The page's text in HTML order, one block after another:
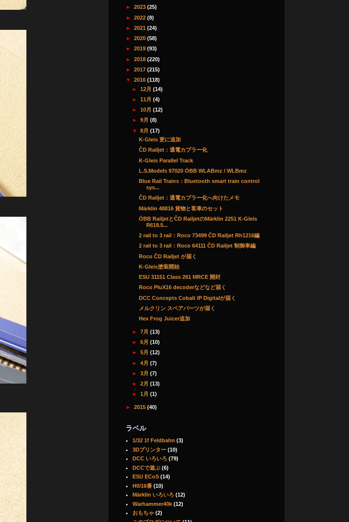
► 2023 (25)
► 2022 (8)
► 2021 (24)
► 2020 (58)
► 2019 (93)
► 2018 (220)
► 2017 (215)
▼ 2016 (118)
►12月(14)
►11月(4)
►10月(12)
►9月(8)
▼8月(17)
K-Gleis 更に追加
ČD Railjet：通電カプラー化
K-Gleis Parallel Track
L.S.Models 97020 ÖBB WLABmz / WLBmz
Blue Rail Trains：Bluetooth smart train control
sys...
ČD Railjet：通電カプラー化へ向けたメモ
Märklin 48816 貨物と客車のセット
ÖBB RailjetとČD RailjetのMärklin 2251 K-Gleis
R618.5...
2 rail to 3 rail：Roco 73499 ČD Railjet Rh1216編
2 rail to 3 rail：Roco 64111 ČD Railjet 制御車編
Roco ČD Railjet が届く
K-Gleis塗装開始
ESU 31151 Class 261 MRCE 開封
Roco PluX16 decoderなどなど届く
DCC Concepts Cobalt IP Digitalが届く
メルクリン スペアパーツが届く
Hex Frog Juicer追加
►7月(13)
►6月(10)
►5月(12)
►4月(7)
►3月(7)
►2月(13)
►1月(1)
► 2015 (40)
ラベル
1/32 1f Feldbahn (3)
3Dプリンター (10)
DCC いろいろ (79)
DCCで遊ぶ (6)
ESU ECoS (14)
H0/16番 (10)
Märklin いろいろ (12)
Warhammer40k (12)
おもちゃ (2)